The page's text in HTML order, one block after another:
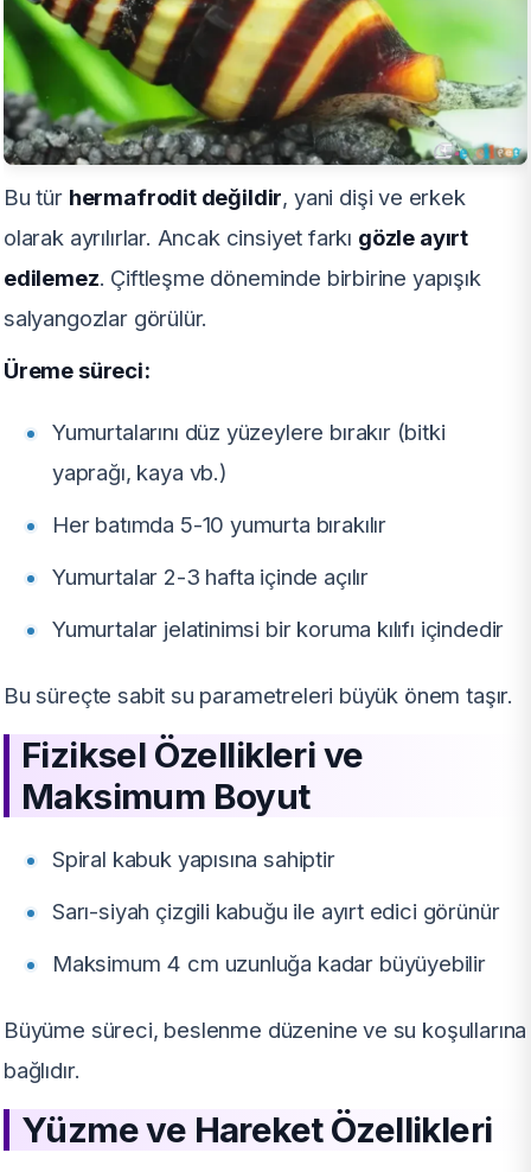
Bu tür hermafrodit değildir, yani dişi ve erkek
olarak ayrılırlar. Ancak cinsiyet farkı gözle ayırt
edilemez. Çiftleşme döneminde birbirine yapışık
salyangozlar görülür.
Üreme süreci:
Yumurtalarını düz yüzeylere bırakır (bitki
yaprağı, kaya vb.)
Her batımda 5-10 yumurta bırakılır
Yumurtalar 2-3 hafta içinde açılır
Yumurtalar jelatinimsi bir koruma kılıfı içindedir
Bu süreçte sabit su parametreleri büyük önem taşır.
Fiziksel Özellikleri ve
Maksimum Boyut
Spiral kabuk yapısına sahiptir
Sarı-siyah çizgili kabuğu ile ayırt edici görünür
Maksimum 4 cm uzunluğa kadar büyüyebilir
Büyüme süreci, beslenme düzenine ve su koşullarına
bağlıdır.
Yüzme ve Hareket Özellikleri